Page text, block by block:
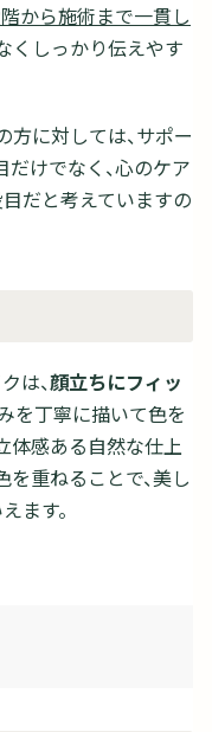
から施術まで一貫し
くしっかり伝えやす
方に対しては、サポー
だけでなく、心のケア
だと考えていますの
は、顔立ちにフィッ
を丁寧に描いて色を
体感ある自然な仕上
を重ねることで、美し
ます。